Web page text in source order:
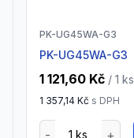
PK-UG45WA-G3
PK-UG45WA-G3
1 121,60 Kč / 1 ks
1 357,14 Kč s DPH